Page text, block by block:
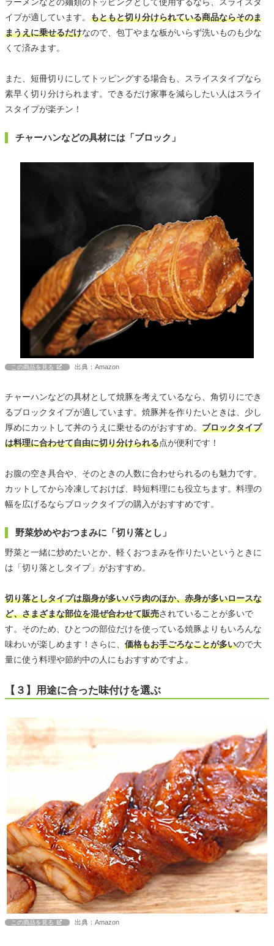
イプが適しています。 もともと切り分けられている商品ならそのま
まうえに乗せるだけなので、包丁やまな板がいらず洗いものも少な
くて済みます。
また、短冊切りにしてトッピングする場合も、スライスタイプなら
素早く切り分けられます。できるだけ家事を減らしたい人はスライ
スタイプが楽チン！
チャーハンなどの具材には「ブロック」
この商品を見る 出典：Amazon
チャーハンなどの具材として焼豚を考えているなら、角切りにでき
るブロックタイプが適しています。焼豚丼を作りたいときは、少し
厚めにカットして丼のうえに乗せるのがおすすめ。 ブロックタイプ
は料理に合わせて自由に切り分けられる点が便利です！
お腹の空き具合や、そのときの人数に合わせられるのも魅力です。
カットしてから冷凍しておけば、時短料理にも役立ちます。料理の
幅を広げるならブロックタイプの購入がおすすめです。
野菜炒めやおつまみに「切り落とし」
野菜と一緒に炒めたいとか、軽くおつまみを作りたいというときに
は「切り落としタイプ」がおすすめ。
切り落としタイプは脂身が多いバラ肉のほか、赤身が多いロースな
ど、さまざまな部位を混ぜ合わせて販売されていることが多いで
す。そのため、ひとつの部位だけを使っている焼豚よりもいろんな
味わいが楽しめます！さらに、 価格もお手ごろなことが多いので大
量に使う料理や節約中の人にもおすすめですよ。
【３】用途に合った味付けを選ぶ
この商品を見る 出典：Amazon